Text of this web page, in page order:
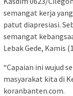
semangat kerja
patut diapresiasi.
semangat
Lebak Gede, Kamis
“Capaian ini wujud
masyarakat kita di
koranbanten.com.